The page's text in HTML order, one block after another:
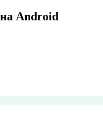
Android